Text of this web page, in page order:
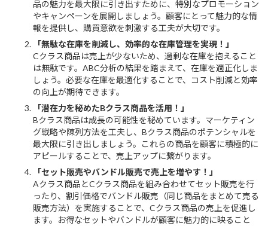
品の魅力を最大限に引き出すために、特別なプロモーション
やキャンペーンを展開しましょう。顧客にとって魅力的な情
報を提供し、購買意欲を刺激する工夫が大切です。
「無駄な在庫を削減し、効率的な在庫管理を実現！」
Cクラス商品は売上が少ないため、過剰な在庫を抱えること
は無駄です。ABC分析の結果を踏まえて、在庫を適正化しま
しょう。必要な在庫を最適化することで、コスト削減と効率
の向上が期待できます。
「潜在力を秘めたBクラス商品を活用！」
Bクラス商品は成長の可能性を秘めています。マーケティン
グ戦略や陳列方法を工夫し、Bクラス商品のポテンシャルを
最大限に引き出しましょう。これらの商品を顧客に積極的に
アピールすることで、売上アップに繋がります。
「セット販売やバンドル販売で売上を増やす！」
Aクラス商品とCクラス商品を組み合わせてセット販売を行
ったり、割引価格でバンドル販売（同じ商品をまとめて売る
販売方法）を実施することで、Cクラス商品の売上を促進し
ます。お得なセットやバンドルが顧客に魅力的に映ること